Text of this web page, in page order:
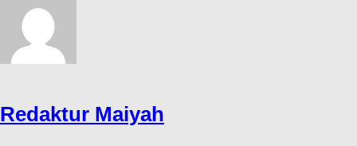
Redaktur Maiyah